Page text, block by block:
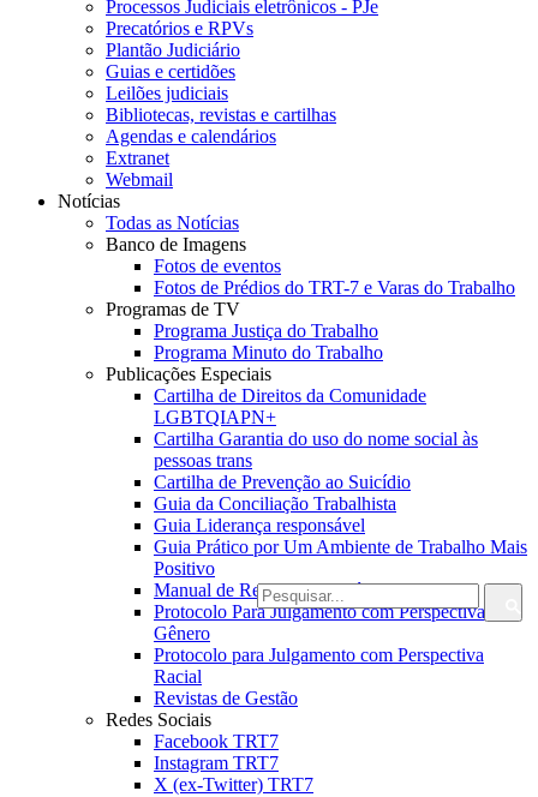
Processos Judiciais eletrônicos - PJe
Precatórios e RPVs
Plantão Judiciário
Guias e certidões
Leilões judiciais
Bibliotecas, revistas e cartilhas
Agendas e calendários
Extranet
Webmail
Notícias
Todas as Notícias
Banco de Imagens
Fotos de eventos
Fotos de Prédios do TRT-7 e Varas do Trabalho
Programas de TV
Programa Justiça do Trabalho
Programa Minuto do Trabalho
Publicações Especiais
Cartilha de Direitos da Comunidade
LGBTQIAPN+
Cartilha Garantia do uso do nome social às
pessoas trans
Cartilha de Prevenção ao Suicídio
Guia da Conciliação Trabalhista
Guia Liderança responsável
Guia Prático por Um Ambiente de Trabalho Mais
Positivo
Manual de Redação Jornalística da JT
Protocolo Para Julgamento com Perspectiva de
Gênero
Protocolo para Julgamento com Perspectiva
Racial
Revistas de Gestão
Redes Sociais
Facebook TRT7
Instagram TRT7
X (ex-Twitter) TRT7